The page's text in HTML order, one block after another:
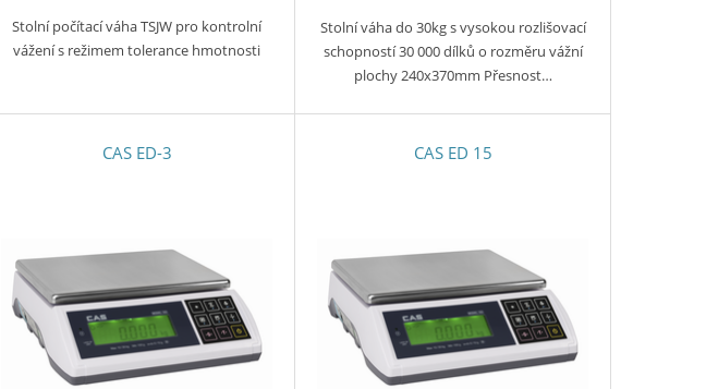
Stolní počítací váha TSJW pro kontrolní
vážení s režimem tolerance hmotnosti
Stolní váha do 30kg s vysokou rozlišovací
schopností 30 000 dílků o rozměru vážní
plochy 240x370mm Přesnost…
CAS ED-3 CAS ED 15